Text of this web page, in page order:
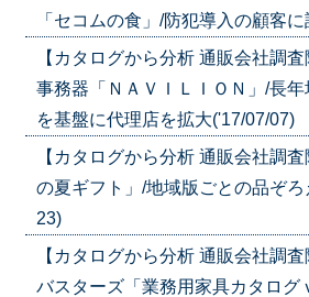
「セコムの食」/防犯導入の顧客
【カタログから分析 通販会社調
事務器「ＮＡＶＩＬＩＯＮ」/長
を基盤に代理店を拡大('17/07/07)
【カタログから分析 通販会社調
の夏ギフト」/地域版ごとの品ぞ
23)
【カタログから分析 通販会社調
バスターズ「業務用家具カタログ